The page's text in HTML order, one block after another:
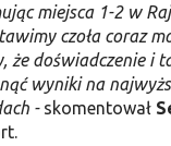
miejsca 1-2 w
czoła coraz
że doświadczenie i
wyniki na
- skomentował